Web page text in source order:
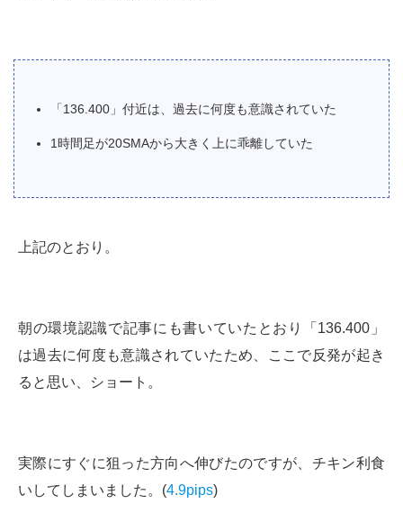
「136.400」付近は、過去に何度も意識されていた
1時間足が20SMAから大きく上に乖離していた
上記のとおり。
朝の環境認識で記事にも書いていたとおり「136.400」
は過去に何度も意識されていたため、ここで反発が起き
ると思い、ショート。
実際にすぐに狙った方向へ伸びたのですが、チキン利食
いしてしまいました。(4.9pips)